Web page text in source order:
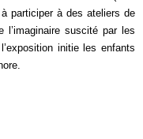
participer à des ateliers de
l’imaginaire suscité par les
initie les enfants